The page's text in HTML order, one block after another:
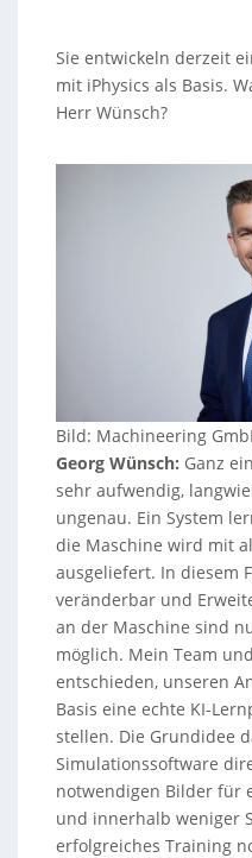
Sie entwickeln derzeit
mit iPhysics als Basis.
Herr Wünsch?
Bild: Machineering
Georg Wünsch: Ganz
sehr aufwendig,
ungenau. Ein System
die Maschine wird mit
ausgeliefert. In diesem
veränderbar und
an der Maschine sind
möglich. Mein Team
entschieden, unseren
Basis eine echte KI-
stellen. Die Grundidee
Simulationssoftware
notwendigen Bilder für
und innerhalb weniger
erfolgreiches Training